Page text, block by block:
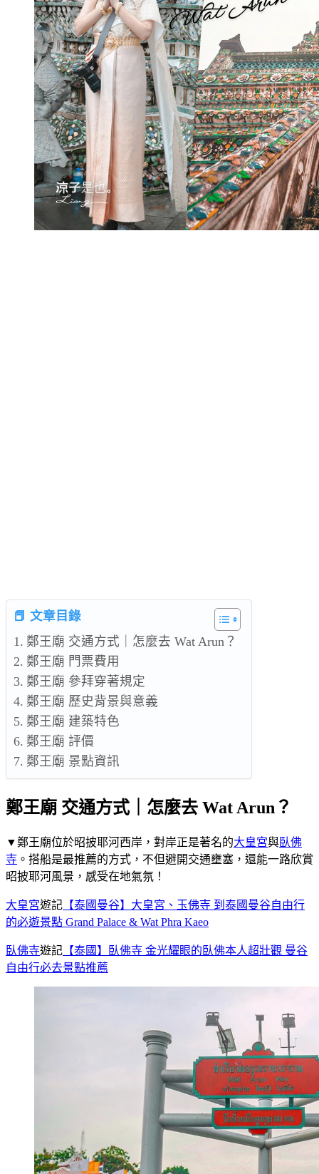
📕 文章目錄
鄭王廟 交通方式｜怎麼去 Wat Arun？
鄭王廟 門票費用
鄭王廟 參拜穿著規定
鄭王廟 歷史背景與意義
鄭王廟 建築特色
鄭王廟 評價
鄭王廟 景點資訊
鄭王廟 交通方式｜怎麼去 Wat Arun？
▼鄭王廟位於昭披耶河西岸，對岸正是著名的大皇宮與臥佛
寺 。搭船是最推薦的方式，不但避開交通壅塞，還能一路欣賞
昭披耶河風景，感受在地氣氛！
大皇宮遊記 【泰國曼谷】大皇宮、玉佛寺 到泰國曼谷自由行
的必遊景點 Grand Palace & Wat Phra Kaeo
臥佛寺遊記 【泰國】臥佛寺 金光耀眼的臥佛本人超壯觀 曼谷
自由行必去景點推薦